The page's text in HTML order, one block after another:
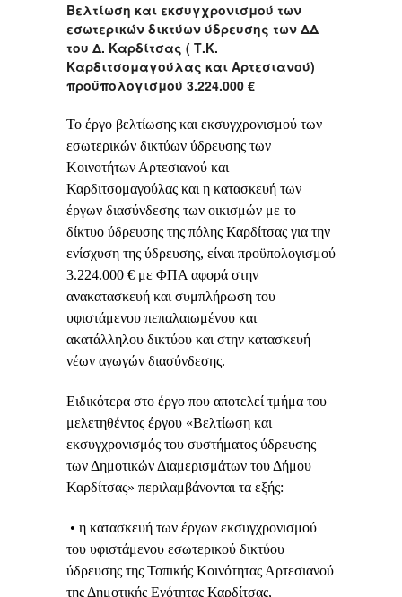
Βελτίωση και εκσυγχρονισμού των
εσωτερικών δικτύων ύδρευσης των ΔΔ
του Δ. Καρδίτσας ( Τ.Κ.
Καρδιτσομαγούλας και Αρτεσιανού)
προϋπολογισμού 3.224.000 €
Το έργο βελτίωσης και εκσυγχρονισμού των
εσωτερικών δικτύων ύδρευσης των
Κοινοτήτων Αρτεσιανού και
Καρδιτσομαγούλας και η κατασκευή των
έργων διασύνδεσης των οικισμών με το
δίκτυο ύδρευσης της πόλης Καρδίτσας για την
ενίσχυση της ύδρευσης, είναι προϋπολογισμού
3.224.000 € με ΦΠΑ αφορά στην
ανακατασκευή και συμπλήρωση του
υφιστάμενου πεπαλαιωμένου και
ακατάλληλου δικτύου και στην κατασκευή
νέων αγωγών διασύνδεσης.
Ειδικότερα στο έργο που αποτελεί τμήμα του
μελετηθέντος έργου «Βελτίωση και
εκσυγχρονισμός του συστήματος ύδρευσης
των Δημοτικών Διαμερισμάτων του Δήμου
Καρδίτσας» περιλαμβάνονται τα εξής:
• η κατασκευή των έργων εκσυγχρονισμού
του υφιστάμενου εσωτερικού δικτύου
ύδρευσης της Τοπικής Κοινότητας Αρτεσιανού
της Δημοτικής Ενότητας Καρδίτσας,